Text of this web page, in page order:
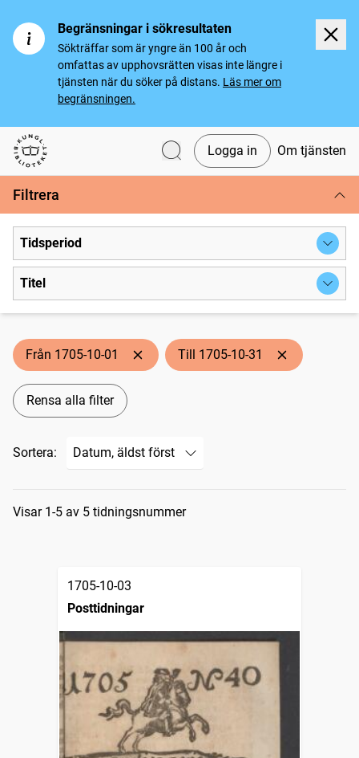
Begränsningar i sökresultaten
Sökträffar som är yngre än 100 år och
omfattas av upphovsrätten visas inte längre i
tjänsten när du söker på distans. Läs mer om
begränsningen.
Svenska tidningar
Logga in Om tjänsten
Filtrera
Tidsperiod
Titel
Från 1705-10-01 Till 1705-10-31
Rensa alla filter
Sortera:
Sökresultat
Visar 1-5 av 5 tidningsnummer
1705-10-03
Posttidningar